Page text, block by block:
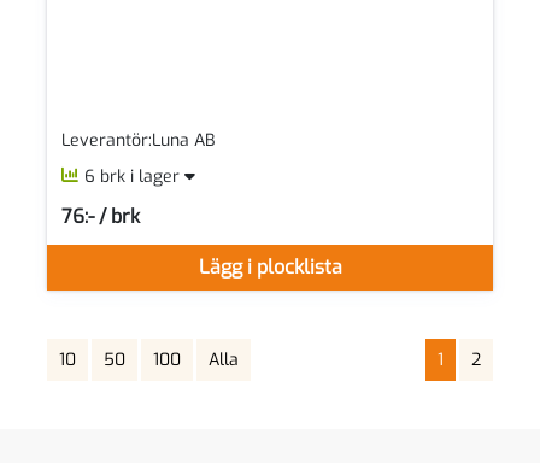
Leverantör:Luna AB
6 brk i lager
Lägg i plocklista
76:- / brk
SEK per BRK
10 50 100 Alla 1 2